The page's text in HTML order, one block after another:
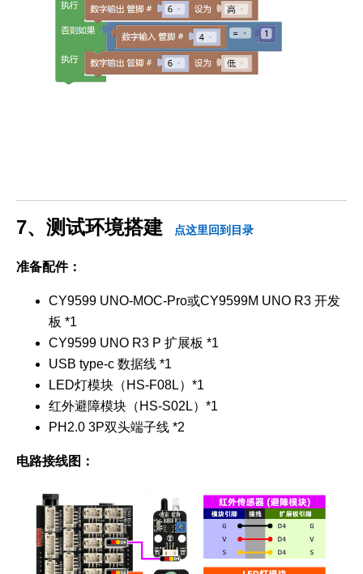
7、测试环境搭建 点这里回到目录
准备配件：
CY9599 UNO-MOC-Pro或CY9599M UNO R3 开发
板 *1
CY9599 UNO R3 P 扩展板 *1
USB type-c 数据线 *1
LED灯模块（HS-F08L）*1
红外避障模块（HS-S02L）*1
PH2.0 3P双头端子线 *2
电路接线图：